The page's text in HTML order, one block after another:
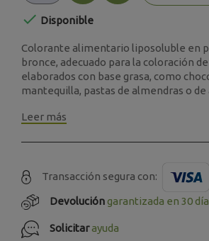
 Disponible
Colorante alimentario liposoluble en
bronce, adecuado para la coloración
elaborados con base grasa, como
mantequilla, pastas de almendras o de
Leer más
Transacción segura con:
Devolucióngarantizada en 30
Solicitarayuda